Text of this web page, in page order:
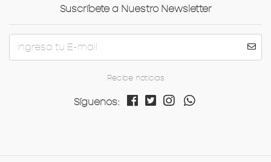
Suscríbete a Nuestro Newsletter
Recibe noticias
Síguenos: